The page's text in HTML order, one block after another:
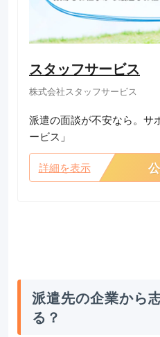
スタッフサービス
株式会社スタッフサービス
派遣の面談が不安なら。サ
ービス」
詳細を表示
派遣先の企業から
る？